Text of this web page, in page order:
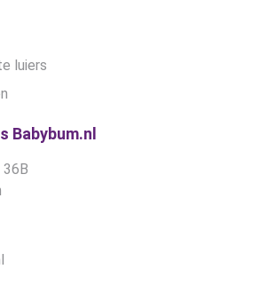
luiers
Babybum.nl